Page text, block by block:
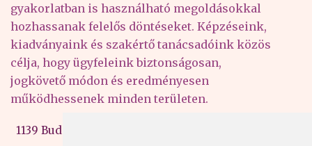
gyakorlatban is használható megoldásokkal
hozhassanak felelős döntéseket. Képzéseink,
kiadványaink és szakértő tanácsadóink közös
célja, hogy ügyfeleink biztonságosan,
jogkövető módon és eredményesen
működhessenek minden területen.
1139 Budapest, Váci út 99-105. 4. em.